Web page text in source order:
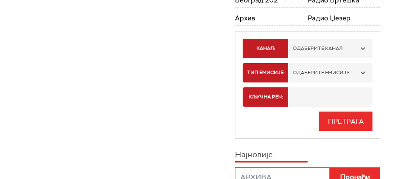
Архив Радио Џезер
КАНАЛ: ОДАБЕРИТЕ КАНАЛ
РАДИО БЕОГРАД 1
РАДИО БЕОГРАД 3
РАДИО РОКЕНРОЛЕР
ТИП ЕМИСИЈЕ: ОДАБЕРИТЕ ЕМИСИЈУ
ИНФО
КЉУЧНА РЕЧ:
Најновије